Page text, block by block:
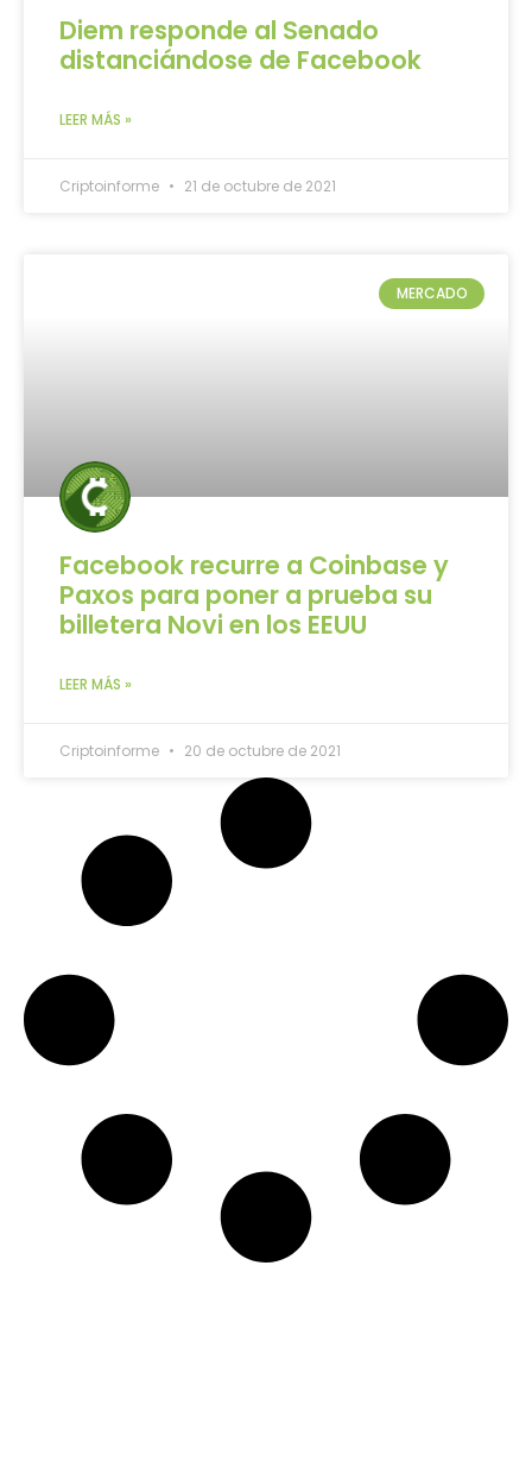
Diem responde al Senado
distanciándose de Facebook
LEER MÁS »
Criptoinforme 21 de octubre de 2021
MERCADO
Facebook recurre a Coinbase y
Paxos para poner a prueba su
billetera Novi en los EEUU
LEER MÁS »
Criptoinforme 20 de octubre de 2021